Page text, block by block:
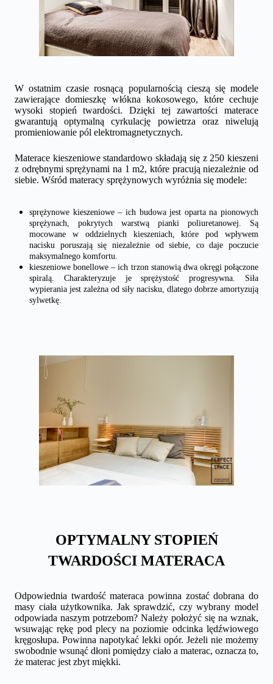
W ostatnim czasie rosnącą popularnością cieszą się modele
zawierające domieszkę włókna kokosowego, które cechuje
wysoki stopień twardości. Dzięki tej zawartości materace
gwarantują optymalną cyrkulację powietrza oraz niwelują
promieniowanie pól elektromagnetycznych.
Materace kieszeniowe standardowo składają się z 250 kieszeni
z odrębnymi sprężynami na 1 m2, które pracują niezależnie od
siebie. Wśród materacy sprężynowych wyróżnia się modele:
sprężynowe kieszeniowe – ich budowa jest oparta na pionowych
sprężynach, pokrytych warstwą pianki poliuretanowej. Są
mocowane w oddzielnych kieszeniach, które pod wpływem
nacisku poruszają się niezależnie od siebie, co daje poczucie
maksymalnego komfortu.
kieszeniowe bonellowe – ich trzon stanowią dwa okręgi połączone
spiralą. Charakteryzuje je sprężystość progresywna. Siła
wypierania jest zależna od siły nacisku, dlatego dobrze amortyzują
sylwetkę.
OPTYMALNY STOPIEŃ
TWARDOŚCI MATERACA
Odpowiednia twardość materaca powinna zostać dobrana do
masy ciała użytkownika. Jak sprawdzić, czy wybrany model
odpowiada naszym potrzebom? Należy położyć się na wznak,
wsuwając rękę pod plecy na poziomie odcinka lędźwiowego
kręgosłupa. Powinna napotykać lekki opór. Jeżeli nie możemy
swobodnie wsunąć dłoni pomiędzy ciało a materac, oznacza to,
że materac jest zbyt miękki.